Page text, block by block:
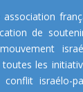
de
les
israélo-